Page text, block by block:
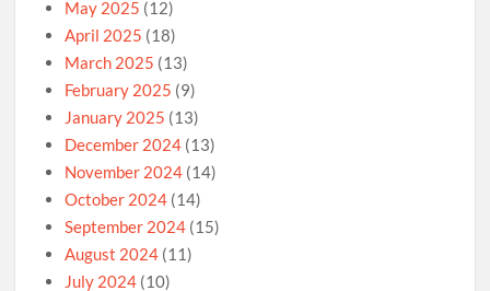
May 2025 (12)
April 2025 (18)
March 2025 (13)
February 2025 (9)
January 2025 (13)
December 2024 (13)
November 2024 (14)
October 2024 (14)
September 2024 (15)
August 2024 (11)
July 2024 (10)